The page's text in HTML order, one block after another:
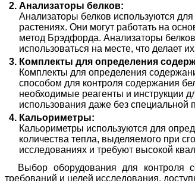
Анализаторы белков:
Анализаторы белков используются
растениях. Они могут работать на
метод Брэдфорда. Анализаторы
использоваться на месте, что делает
Комплекты для определения
Комплекты для определения
способом для контроля содержания
необходимые реагенты и инструкции
использования даже без специальной
Кальориметры:
Кальориметры используются для
количества тепла, выделяемого при
исследованиях и требуют высокой
Выбор оборудования для контроля
требований и целей исследования,